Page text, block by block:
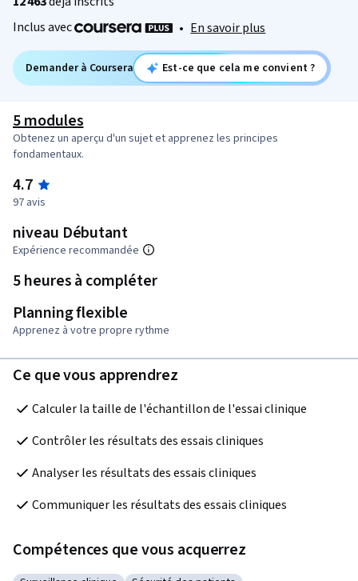
Inclus avec
• En savoir plus
Demander à Coursera Est-ce que cela me convient ?
5 modules
Obtenez un aperçu d'un sujet et apprenez les principes
fondamentaux.
4.7
97 avis
niveau Débutant
Expérience recommandée
5 heures à compléter
Planning flexible
Apprenez à votre propre rythme
Ce que vous apprendrez
Calculer la taille de l'échantillon de l'essai clinique
Contrôler les résultats des essais cliniques
Analyser les résultats des essais cliniques
Communiquer les résultats des essais cliniques
Compétences que vous acquerrez